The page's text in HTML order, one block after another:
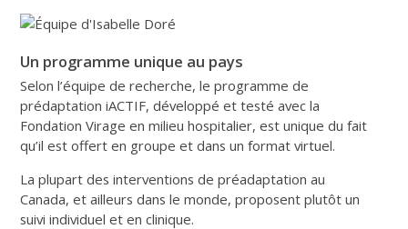
Un programme unique au pays
Selon l’équipe de recherche, le programme de
prédaptation iACTIF, développé et testé avec la
Fondation Virage en milieu hospitalier, est unique du fait
qu’il est offert en groupe et dans un format virtuel.
La plupart des interventions de préadaptation au
Canada, et ailleurs dans le monde, proposent plutôt un
suivi individuel et en clinique.